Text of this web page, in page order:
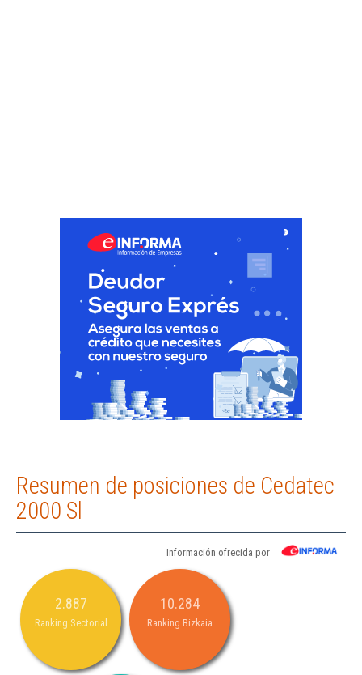
Resumen de posiciones de Cedatec
2000 Sl
Información ofrecida por
2.887
Ranking Sectorial
10.284
Ranking Bizkaia